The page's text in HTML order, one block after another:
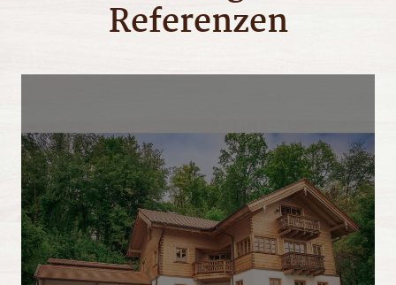
Referenzen